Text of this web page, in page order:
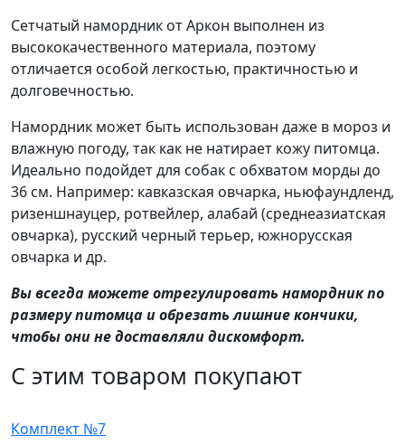
Сетчатый намордник от Аркон выполнен из
высококачественного материала, поэтому
отличается особой легкостью, практичностью и
долговечностью.
Намордник может быть использован даже в мороз и
влажную погоду, так как не натирает кожу питомца.
Идеально подойдет для собак с обхватом морды до
36 см. Например: кавказская овчарка, ньюфаундленд,
ризеншнауцер, ротвейлер, алабай (среднеазиатская
овчарка), русский черный терьер, южнорусская
овчарка и др.
Вы всегда можете отрегулировать намордник по
размеру питомца и обрезать лишние кончики,
чтобы они не доставляли дискомфорт.
С этим товаром покупают
Комплект №7